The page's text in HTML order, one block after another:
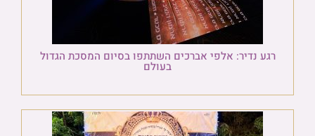
רגע נדיר: אלפי אברכים השתתפו בסיום המסכת הגדול
בעולם